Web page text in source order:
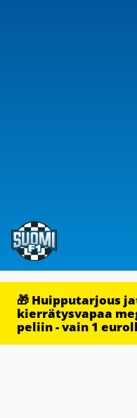
🎁 Huipputarjous
kierrätysvapaa
peliin - vain 1